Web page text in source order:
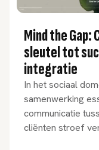
Mind the Gap:
sleutel tot
integratie
In het sociaal
samenwerking
communicatie
cliënten stroef